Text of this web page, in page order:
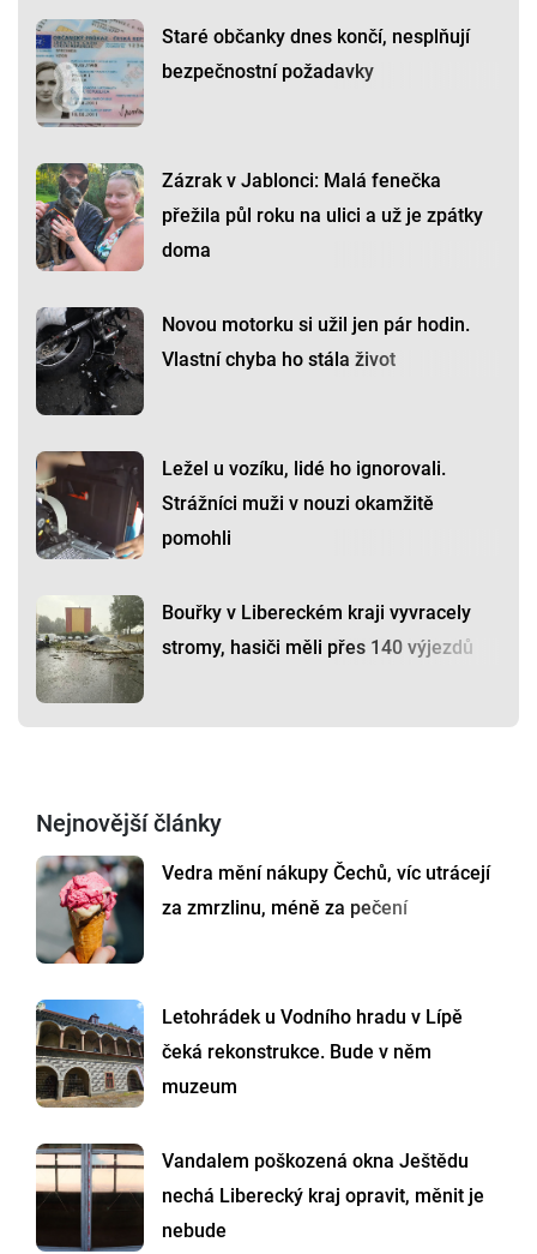
Staré občanky dnes končí, nesplňují
bezpečnostní požadavky
Zázrak v Jablonci: Malá fenečka
přežila půl roku na ulici a už je zpátky
doma
Novou motorku si užil jen pár hodin.
Vlastní chyba ho stála život
Ležel u vozíku, lidé ho ignorovali.
Strážníci muži v nouzi okamžitě
pomohli
Bouřky v Libereckém kraji vyvracely
stromy, hasiči měli přes 140 výjezdů
Nejnovější články
Vedra mění nákupy Čechů, víc utrácejí
za zmrzlinu, méně za pečení
Letohrádek u Vodního hradu v Lípě
čeká rekonstrukce. Bude v něm
muzeum
Vandalem poškozená okna Ještědu
nechá Liberecký kraj opravit, měnit je
nebude